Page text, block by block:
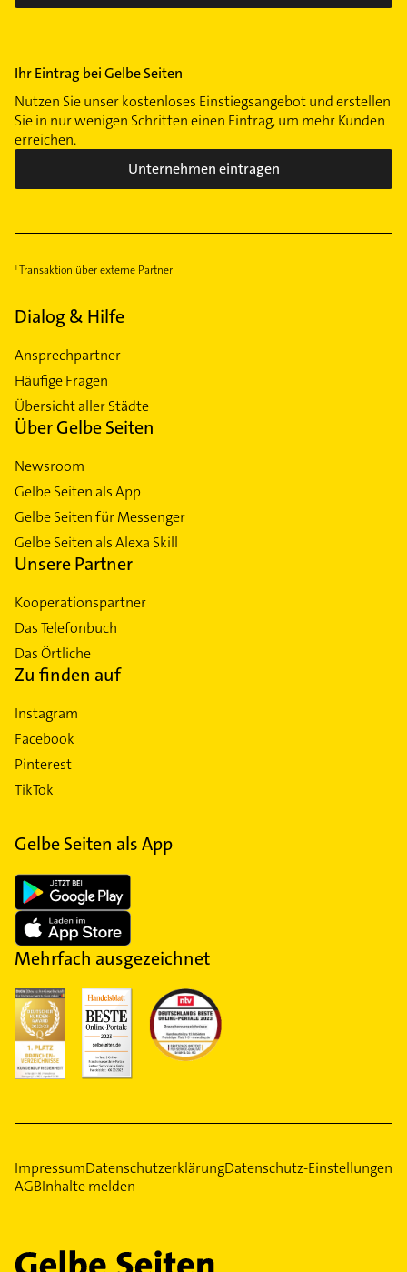
Ihr Eintrag bei Gelbe Seiten
Nutzen Sie unser kostenloses Einstiegsangebot und erstellen
Sie in nur wenigen Schritten einen Eintrag, um mehr Kunden
erreichen.
Unternehmen eintragen
Transaktion über externe Partner
Dialog & Hilfe
Ansprechpartner
Häufige Fragen
Übersicht aller Städte
Über Gelbe Seiten
Newsroom
Gelbe Seiten als App
Gelbe Seiten für Messenger
Gelbe Seiten als Alexa Skill
Unsere Partner
Kooperationspartner
Das Telefonbuch
Das Örtliche
Zu finden auf
Instagram
Facebook
Pinterest
TikTok
Gelbe Seiten als App
Mehrfach ausgezeichnet
ImpressumDatenschutzerklärungDatenschutz-Einstellungen
AGBInhalte melden